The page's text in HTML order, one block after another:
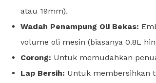
atau 19mm).
Wadah Penampung Oli Bekas:
volume oli mesin (biasanya 0.8L
Corong: Untuk memudahkan
Lap Bersih: Untuk membersihkan